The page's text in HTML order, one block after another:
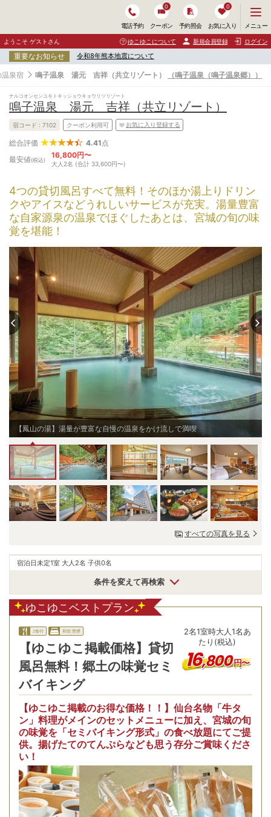
電話予約 クーポン
0
予約照会 お気に入り
0
ニ
ュ
ー
開
く
メニュー
ようこそ ゲストさん ゆこゆこについて 新規会員登録 ログイン
重要なお知らせ 令和8年熊本地震について
温泉宿 鳴子温泉 湯元 吉祥（共立リゾート） （鳴子温泉（鳴子温泉郷））
ナルコオンセンユモトキッショウキョウリツリゾート
鳴子温泉 湯元 吉祥（共立リゾート）
宿コード : 7102 クーポン利用可 お気に入り登録する
総合評価 4.41 点
最安値(税込)
16,800円〜
大人2名 (合計 33,600円〜)
4つの貸切風呂すべて無料！そのほか湯上りドリン
クやアイスなどうれしいサービスが充実。湯量豊富
な自家源泉の温泉でほぐしたあとは、宮城の旬の味
覚を堪能！
【鳳山の湯】湯量が豊富な自慢の温泉をかけ流しで満喫
すべての写真を見る
宿泊日未定1室 大人2名 子供0名
条件を変えて再検索
ゆこゆこベストプラン
2食付 和室:禁煙
【ゆこゆこ掲載価格】貸切
風呂無料！郷土の味覚セミ
バイキング
2名1室時大人1名あ
たり(税込)
16,800円〜
【ゆこゆこ掲載のお得な価格！！】仙台名物「牛タ
ン」料理がメインのセットメニューに加え、宮城の旬
の味覚を「セミバイキング形式」の食べ放題にてご提
供。揚げたてのてんぷらなども思う存分ご賞味くださ
い！